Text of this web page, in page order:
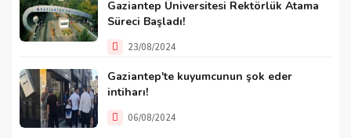
Gaziantep Üniversitesi Rektörlük Atama
Süreci Başladı!
23/08/2024
Gaziantep'te kuyumcunun şok eder
intiharı!
06/08/2024